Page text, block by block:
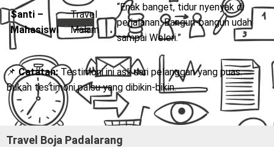
Santi –
Mahasiswi
Travel
Malam
“Enak banget, tidur nyenyak di
perjalanan. Bangun-bangun udah
sampai Weleri.”
📌 Catatan: Testimoni ini asli dari pelanggan yang puas.
Bukan testimoni palsu yang dibikin-bikin.
Travel Boja Padalarang